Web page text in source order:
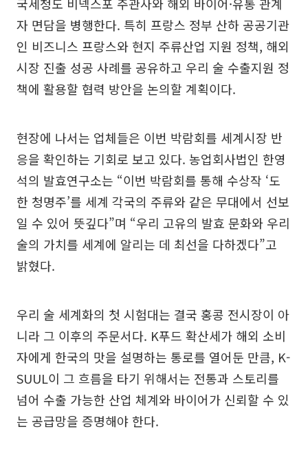
자 면담을 병행한다. 특히 프랑스 정부 산하 공공기관
인 비즈니스 프랑스와 현지 주류산업 지원 정책, 해외
시장 진출 성공 사례를 공유하고 우리 술 수출지원 정
책에 활용할 협력 방안을 논의할 계획이다.
현장에 나서는 업체들은 이번 박람회를 세계시장 반
응을 확인하는 기회로 보고 있다. 농업회사법인 한영
석의 발효연구소는 “이번 박람회를 통해 수상작 ‘도
한 청명주’를 세계 각국의 주류와 같은 무대에서 선보
일 수 있어 뜻깊다”며 “우리 고유의 발효 문화와 우리
술의 가치를 세계에 알리는 데 최선을 다하겠다”고
밝혔다.
우리 술 세계화의 첫 시험대는 결국 홍콩 전시장이 아
니라 그 이후의 주문서다. K푸드 확산세가 해외 소비
자에게 한국의 맛을 설명하는 통로를 열어둔 만큼, K-
SUUL이 그 흐름을 타기 위해서는 전통과 스토리를
넘어 수출 가능한 산업 체계와 바이어가 신뢰할 수 있
는 공급망을 증명해야 한다.